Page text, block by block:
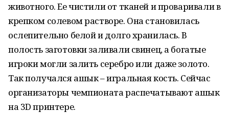
животного. Ее чистили от тканей и проваривали в
крепком солевом растворе. Она становилась
ослепительно белой и долго хранилась. В
полость заготовки заливали свинец, а богатые
игроки могли залить серебро или даже золото.
Так получался ашык – игральная кость. Сейчас
организаторы чемпионата распечатывают ашык
на 3D принтере.